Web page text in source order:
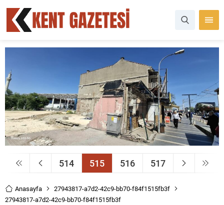
514 515 516 517
Anasayfa
27943817-a7d2-42c9-bb70-f84f1515fb3f
27943817-a7d2-42c9-bb70-f84f1515fb3f